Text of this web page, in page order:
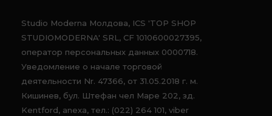
Studio Moderna Молдова, ICS 'TOP SHOP
STUDIOMODERNA' SRL, CF 1010600027395,
оператор персональных данных 0000718.
Уведомление о начале торговой
деятельности Nr. 47366, от 31.05.2018 г. м.
Кишинев, бул. Штефан чел Маре 202, зд.
Kentford, anexa, тел.: (022) 264 101, viber